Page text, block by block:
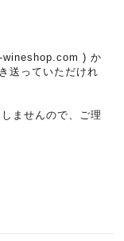
wineshop.com ) か
き送っていただけれ
ませんので、ご理